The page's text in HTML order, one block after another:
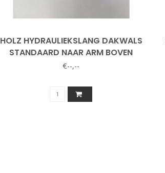
HOLZ HYDRAULIEKSLANG DAKWALS
STANDAARD NAAR ARM BOVEN
€--,--